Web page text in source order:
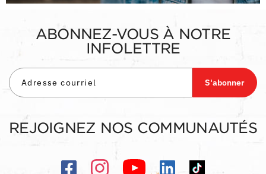
ABONNEZ-VOUS À NOTRE
INFOLETTRE
S'abonner
REJOIGNEZ NOS COMMUNAUTÉS